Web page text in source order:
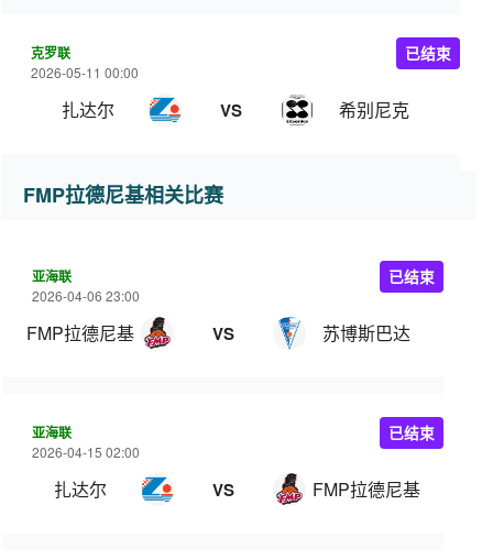
克罗联
2026-05-11 00:00
扎达尔 VS 希别尼克
已结束
FMP拉德尼基相关比赛
亚海联
2026-04-06 23:00
FMP拉德尼基 VS 苏博斯巴达
已结束
亚海联
2026-04-15 02:00
扎达尔 VS FMP拉德尼基
已结束